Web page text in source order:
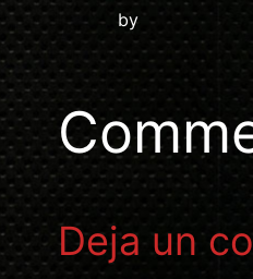
by
Deja un